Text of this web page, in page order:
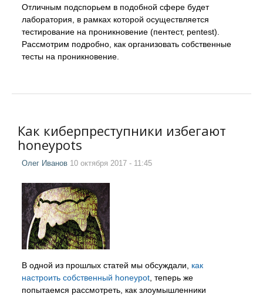
Отличным подспорьем в подобной сфере будет
лаборатория, в рамках которой осуществляется
тестирование на проникновение (пентест, pentest).
Рассмотрим подробно, как организовать собственные
тесты на проникновение.
Как киберпреступники избегают
honeypots
Олег Иванов 10 октября 2017 - 11:45
В одной из прошлых статей мы обсуждали, как
настроить собственный honeypot , теперь же
попытаемся рассмотреть, как злоумышленники